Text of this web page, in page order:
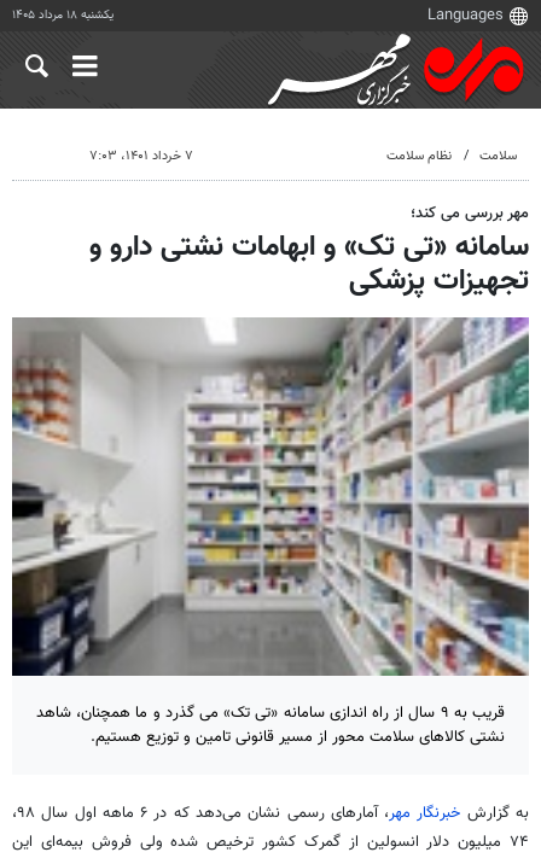
یکشنبه ۱۸ مرداد ۱۴۰۵
سلامت نظام سلامت ۷ خرداد ۱۴۰۱، ۷:۰۳
مهر بررسی می کند؛
سامانه «تی تک» و ابهامات نشتی دارو و
تجهیزات پزشکی
قریب به ۹ سال از راه اندازی سامانه «تی تک» می گذرد و ما همچنان، شاهد
نشتی کالاهای سلامت محور از مسیر قانونی تامین و توزیع هستیم.
به گزارش خبرنگار مهر
، آمارهای رسمی نشان می‌دهد که در ۶ ماهه اول سال ۹۸،
۷۴ میلیون دلار انسولین از گمرک کشور ترخیص شده ولی فروش بیمه‌ای این